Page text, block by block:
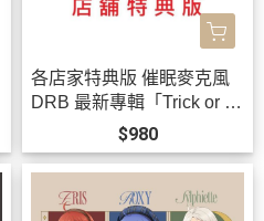
各店家特典版 催眠麥克風
DRB 最新專輯「Trick or R
epeat」*9/2發售!
$980